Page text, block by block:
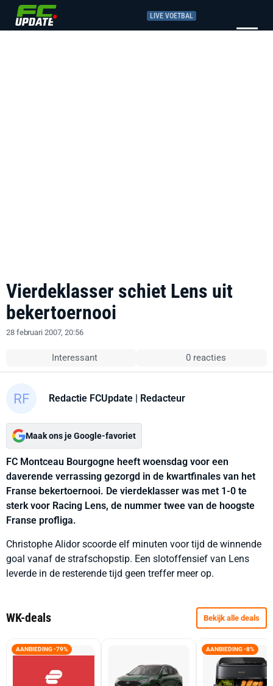
LIVE VOETBAL
Vierdeklasser schiet Lens uit
bekertoernooi
28 februari 2007, 20:56
Interessant 0 reacties
Redactie FCUpdate | Redacteur
Maak ons je Google-favoriet
FC Montceau Bourgogne heeft woensdag voor een
daverende verrassing gezorgd in de kwartfinales van het
Franse bekertoernooi. De vierdeklasser was met 1-0 te
sterk voor Racing Lens, de nummer twee van de hoogste
Franse profliga.
Christophe Alidor scoorde elf minuten voor tijd de winnende
goal vanaf de strafschopstip. Een slotoffensief van Lens
leverde in de resterende tijd geen treffer meer op.
WK-deals Bekijk alle deals
AANBIEDING -79% AANBIEDING -8%